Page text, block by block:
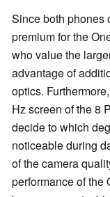
Since both phones
premium for the
who value the
advantage of
optics.
Hz screen of the 8
decide to which
noticeable during
of the camera
performance of the